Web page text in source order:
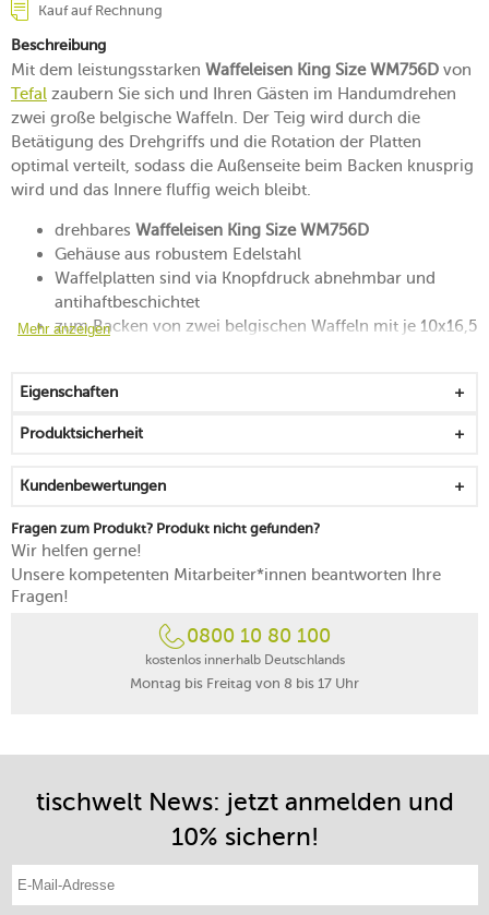
Kauf auf Rechnung
Beschreibung
Mit dem leistungsstarken Waffeleisen King Size WM756D von
Tefal zaubern Sie sich und Ihren Gästen im Handumdrehen
zwei große belgische Waffeln. Der Teig wird durch die
Betätigung des Drehgriffs und die Rotation der Platten
optimal verteilt, sodass die Außenseite beim Backen knusprig
wird und das Innere fluffig weich bleibt.
drehbares Waffeleisen King Size WM756D
Gehäuse aus robustem Edelstahl
Waffelplatten sind via Knopfdruck abnehmbar und
antihaftbeschichtet
zum Backen von zwei belgischen Waffeln mit je 10x16,5
mit praktischem Temperaturregler für optimale
Ergebnisse
Ausschalter betätigen
Leuchte ermöglicht die Kontrolle der Temperatur
Griff lässt sich einklappen und ist wärmeisoliert
Auffangplatte verhindert Teigflecken und fängt
überschüssigen Teig auf
15 Jahre Reparierbarkeit
Mehr anzeigen
Eigenschaften
Produktsicherheit
Kundenbewertungen
Fragen zum Produkt? Produkt nicht gefunden?
Wir helfen gerne!
Unsere kompetenten Mitarbeiter*innen beantworten Ihre
Fragen!
0800 10 80 100
kostenlos innerhalb Deutschlands
Montag bis Freitag von 8 bis 17 Uhr
tischwelt News: jetzt anmelden und
10% sichern!